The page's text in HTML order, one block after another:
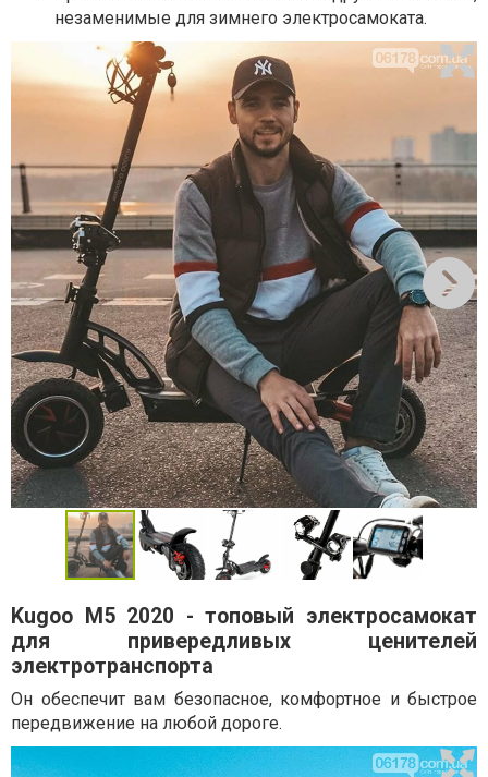
незаменимые для зимнего электросамоката.
Kugoo М5 2020 - топовый электросамокат
для привередливых ценителей
электротранспорта
Он обеспечит вам безопасное, комфортное и быстрое
передвижение на любой дороге.